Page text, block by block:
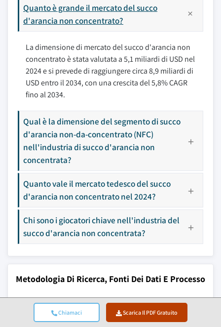
Chiamaci Scarica Il PDF Gratuito
Quanto è grande il mercato del succo
d'arancia non concentrato?
La dimensione di mercato del succo d'arancia non
concentrato è stata valutata a 5,1 miliardi di USD nel
2024 e si prevede di raggiungere circa 8,9 miliardi di
USD entro il 2034, con una crescita del 5,8% CAGR
fino al 2034.
Qual è la dimensione del segmento di succo
d'arancia non-da-concentrato (NFC)
nell'industria di succo d'arancia non
concentrata?
Quanto vale il mercato tedesco del succo
d'arancia non concentrato nel 2024?
Chi sono i giocatori chiave nell'industria del
succo d'arancia non concentrata?
Metodologia Di Ricerca, Fonti Dei Dati E Processo
Di Validazione
Questo rapporto si basa su un processo di ricerca strutturato